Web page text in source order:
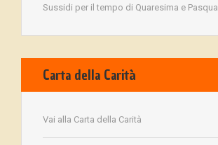
Sussidi per il tempo di Quaresima e Pasqua
Carta della Carità
Vai alla Carta della Carità